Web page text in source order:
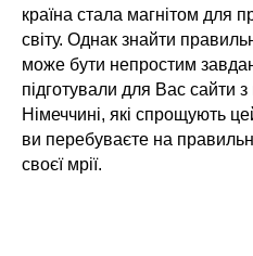
країна стала магнітом для
світу. Однак знайти
може бути непростим
підготували для Вас сайти
Німеччині, які спрощують
ви перебуваєте на
своєї мрії.